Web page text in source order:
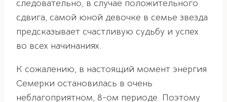
следовательно, в случае положительного
сдвига, самой юной девочке в семье звезда
предсказывает счастливую судьбу и успех
во всех начинаниях.
К сожалению, в настоящий момент энергия
Семерки остановилась в очень
неблагоприятном, 8-ом периоде. Поэтому